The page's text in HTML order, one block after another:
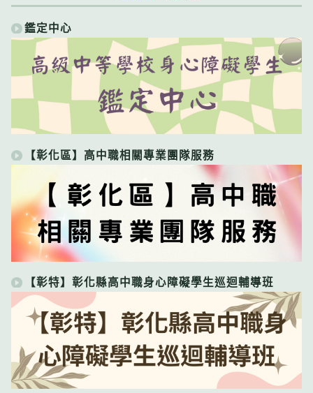
鑑定中心
【彰化區】高中職相關專業團隊服務
【彰特】彰化縣高中職身心障礙學生巡迴輔導班